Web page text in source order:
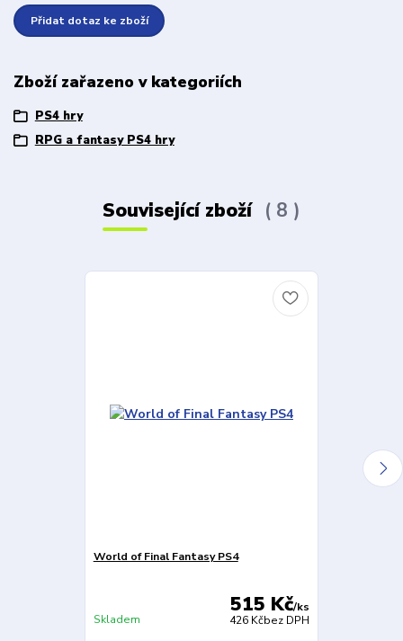
Přidat dotaz ke zboží
Zboží zařazeno v kategoriích
PS4 hry
RPG a fantasy PS4 hry
Související zboží 8
World of Final Fantasy PS4
515 Kč/ks
426 Kčbez DPH
Skladem